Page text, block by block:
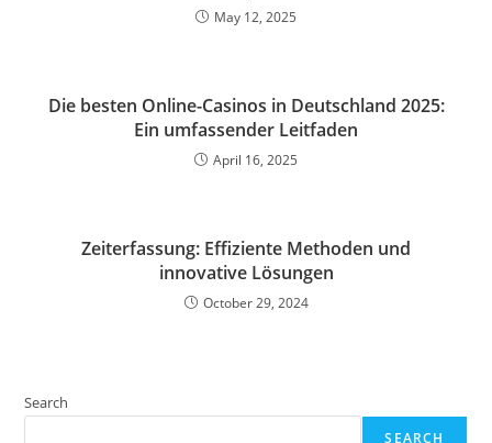
May 12, 2025
Die besten Online-Casinos in Deutschland 2025:
Ein umfassender Leitfaden
April 16, 2025
Zeiterfassung: Effiziente Methoden und
innovative Lösungen
October 29, 2024
Search
SEARCH